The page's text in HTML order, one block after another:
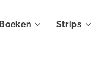
Boeken Strips